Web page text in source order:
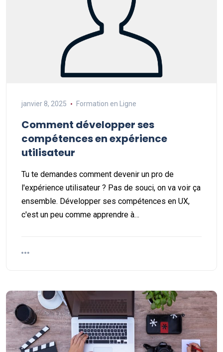
janvier 8, 2025 Formation en Ligne
Comment développer ses
compétences en expérience
utilisateur
Tu te demandes comment devenir un pro de
l'expérience utilisateur ? Pas de souci, on va voir ça
ensemble. Développer ses compétences en UX,
c'est un peu comme apprendre à…